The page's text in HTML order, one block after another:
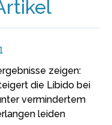
zeigen:
die Libido bei
vermindertem
leiden